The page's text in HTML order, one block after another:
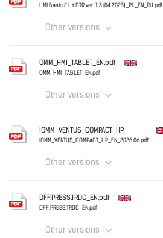
HMI Basic 2 HY DTR ver. 1.3 (04.2023)_PL_EN_RU.pdf
Other versions
OMM_HMI_TABLET_EN.pdf
OMM_HMI_TABLET_EN.pdf
Other versions
IOMM_VENTUS_COMPACT_HP
IOMM_VENTUS_COMPACT_HP_EN_2026.06.pdf
Other versions
DFF.PRESS.TRDC_EN.pdf
DFF.PRESS.TRDC_EN.pdf
Other versions